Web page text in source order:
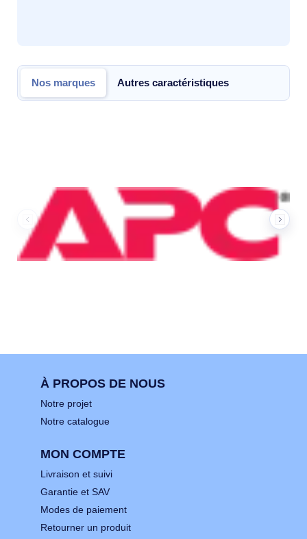
Nos marques Autres caractéristiques
À PROPOS DE NOUS
Notre projet
Notre catalogue
MON COMPTE
Livraison et suivi
Garantie et SAV
Modes de paiement
Retourner un produit